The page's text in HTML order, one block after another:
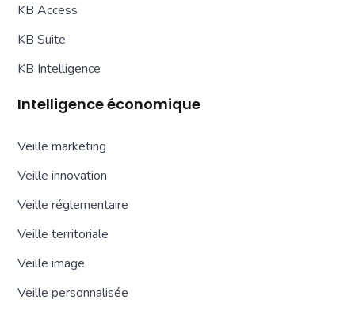
KB Access
KB Suite
KB Intelligence
Intelligence économique
Veille marketing
Veille innovation
Veille réglementaire
Veille territoriale
Veille image
Veille personnalisée